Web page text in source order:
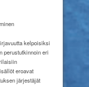
kelpoisiksi
perustutkinnoin eri
eroavat
järjestäjät